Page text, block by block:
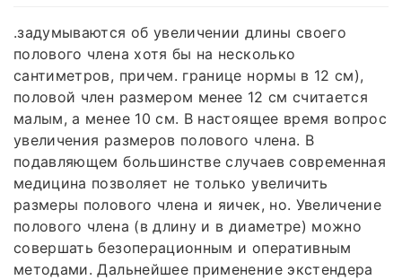
.задумываются об увеличении длины своего
полового члена хотя бы на несколько
сантиметров, причем. границе нормы в 12 см),
половой член размером менее 12 см считается
малым, а менее 10 см. В настоящее время вопрос
увеличения размеров полового члена. В
подавляющем большинстве случаев современная
медицина позволяет не только увеличить
размеры полового члена и яичек, но. Увеличение
полового члена (в длину и в диаметре) можно
совершать безоперационным и оперативным
методами. Дальнейшее применение экстендера